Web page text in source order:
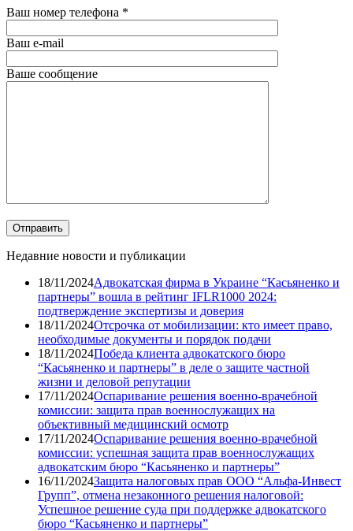
Ваш номер телефона *
Ваш e-mail
Ваше сообщение
Недавние новости и публикации
18/11/2024Адвокатская фирма в Украине “Касьяненко и
партнеры” вошла в рейтинг IFLR1000 2024:
подтверждение экспертизы и доверия
18/11/2024Отсрочка от мобилизации: кто имеет право,
необходимые документы и порядок подачи
18/11/2024Победа клиента адвокатского бюро
“Касьяненко и партнеры” в деле о защите частной
жизни и деловой репутации
17/11/2024Оспаривание решения военно-врачебной
комиссии: защита прав военнослужащих на
объективный медицинский осмотр
17/11/2024Оспаривание решения военно-врачебной
комиссии: успешная защита прав военнослужащих
адвокатским бюро “Касьяненко и партнеры”
16/11/2024Защита налоговых прав ООО “Альфа-Инвест
Групп”, отмена незаконного решения налоговой:
Успешное решение суда при поддержке адвокатского
бюро “Касьяненко и партнеры”